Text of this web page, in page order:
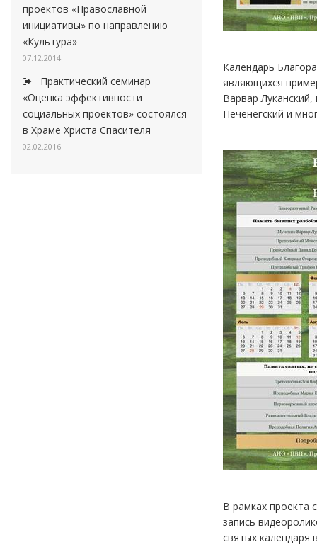
проектов «Православной
инициативы» по направлению
«Культура»
07.12.2014
Практический семинар
«Оценка эффективности
социальных проектов» состоялся
в Храме Христа Спасителя
02.02.2016
Календарь
являющихся
Варвар
Печенегский и
В рамках проекта
запись
святых календаря